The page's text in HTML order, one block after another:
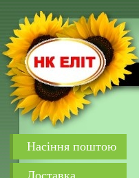
Насіння поштою
Доставка